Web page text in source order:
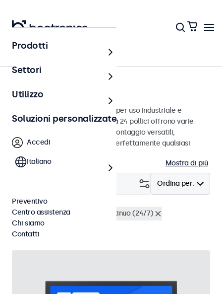
Monitor
Monitor da 24 pollici
Monitor da 24 pollici progettati per uso industriale e
commerciale. Questi monitor da 24 pollici offrono varie
connessioni video e opzioni di montaggio versatili,
consentendo loro di integrarsi perfettamente qualsiasi
Mostra di più
Ordina per:
Filtro (1)
Monitor 24 pollici
Utilizzo continuo (24/7)
Cancella i filtri
Prodotti
Settori
Utilizzo
Soluzioni personalizzate
Accedi
Italiano
Preventivo
Centro assistenza
Chi siamo
Contatti